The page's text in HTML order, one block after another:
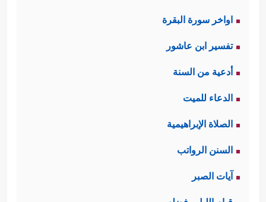
اواخر سورة البقرة
تفسير ابن عاشور
أدعية من السنة
الدعاء للميت
الصلاة الإبراهيمية
السنن الرواتب
آيات الصبر